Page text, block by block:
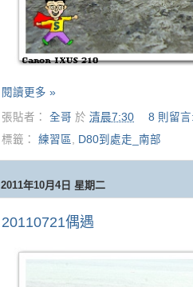
閱讀更多 »
張貼者： 全哥 於 清晨7:30
8 則留
標籤： 練習區 , D80到處走_南部
2011年10月4日 星期二
20110721偶遇